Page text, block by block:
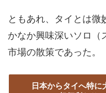
ともあれ、タイとは微
かなか興味深いソロ（
市場の散策であった。
日本からタイへ特